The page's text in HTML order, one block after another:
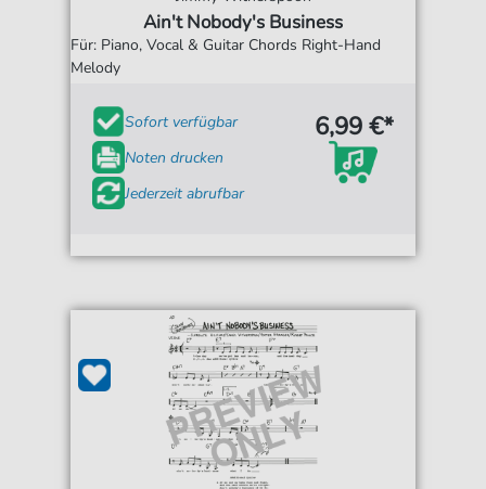
Ain't Nobody's Business
Für: Piano, Vocal & Guitar Chords Right-Hand
Melody
Sofort verfügbar
Noten drucken
Jederzeit abrufbar
6,99 €*